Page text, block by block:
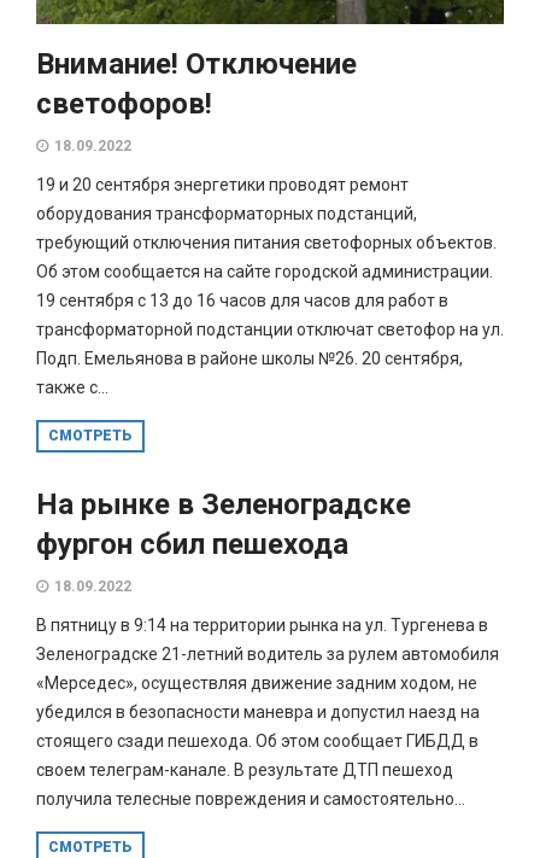
Внимание! Отключение
светофоров!
18.09.2022
19 и 20 сентября энергетики проводят ремонт
оборудования трансформаторных подстанций,
требующий отключения питания светофорных объектов.
Об этом сообщается на сайте городской администрации.
19 сентября с 13 до 16 часов для часов для работ в
трансформаторной подстанции отключат светофор на ул.
Подп. Емельянова в районе школы №26. 20 сентября,
также с...
СМОТРЕТЬ
На рынке в Зеленоградске
фургон сбил пешехода
18.09.2022
В пятницу в 9:14 на территории рынка на ул. Тургенева в
Зеленоградске 21-летний водитель за рулем автомобиля
«Мерседес», осуществляя движение задним ходом, не
убедился в безопасности маневра и допустил наезд на
стоящего сзади пешехода. Об этом сообщает ГИБДД в
своем телеграм-канале. В результате ДТП пешеход
получила телесные повреждения и самостоятельно...
СМОТРЕТЬ